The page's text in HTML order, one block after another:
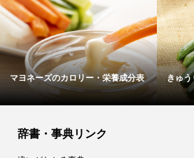
表 きゅうり／胡瓜／キュウリ
辞書・事典リンク